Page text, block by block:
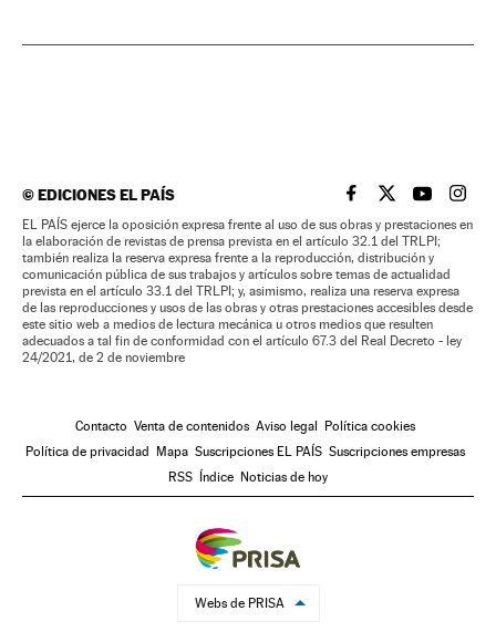
©EDICIONES EL PAÍS EL PAÍS BRASIL EN
EL PAÍSEL PAÍS
EL
EL PAÍS ejerce la oposición expresa frente al uso de sus obras y prestaciones en
la elaboración de revistas de prensa prevista en el artículo 32.1 del TRLPI;
también realiza la reserva expresa frente a la reproducción, distribución y
comunicación pública de sus trabajos y artículos sobre temas de actualidad
prevista en el artículo 33.1 del TRLPI; y, asimismo, realiza una reserva expresa
de las reproducciones y usos de las obras y otras prestaciones accesibles desde
este sitio web a medios de lectura mecánica u otros medios que resulten
adecuados a tal fin de conformidad con el artículo 67.3 del Real Decreto - ley
24/2021, de 2 de noviembre
Contacto Venta de contenidos Aviso legal
Política cookies
Política de privacidad
Mapa Suscripciones EL PAÍS Suscripciones empresas
RSS
Índice Noticias de hoy
Webs de PRISA